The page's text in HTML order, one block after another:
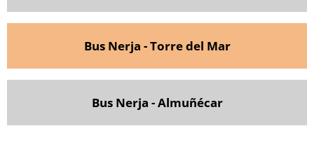
Bus Nerja - Torre del Mar
Bus Nerja - Almuñécar